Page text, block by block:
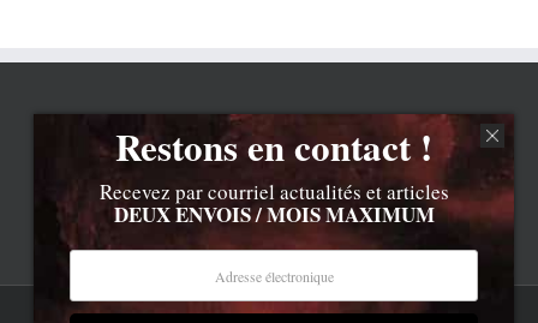
Restons en contact !
Recevez par courriel actualités et articles
DEUX ENVOIS / MOIS MAXIMUM